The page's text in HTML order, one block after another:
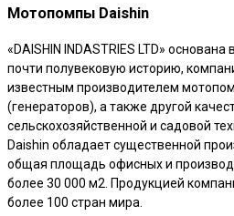
Мотопомпы Daishin
«DAISHIN INDASTRIES LTD»
почти полувековую историю,
известным производителем
(генераторов), а также другой
сельскохозяйственной и садовой
Daishin обладает существенной
общая площадь офисных и
более 30 000 м2. Продукцией
более 100 стран мира.